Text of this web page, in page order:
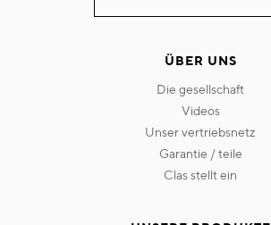
ÜBER UNS
die gesellschaft
videos
unser vertriebsnetz
garantie / teile
clas stellt ein